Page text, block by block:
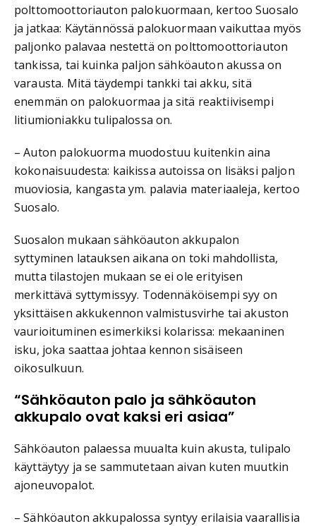
polttomoottoriauton palokuormaan, kertoo Suosalo
ja jatkaa: Käytännössä palokuormaan vaikuttaa myös
paljonko palavaa nestettä on polttomoottoriauton
tankissa, tai kuinka paljon sähköauton akussa on
varausta. Mitä täydempi tankki tai akku, sitä
enemmän on palokuormaa ja sitä reaktiivisempi
litiumioniakku tulipalossa on.
– Auton palokuorma muodostuu kuitenkin aina
kokonaisuudesta: kaikissa autoissa on lisäksi paljon
muoviosia, kangasta ym. palavia materiaaleja, kertoo
Suosalo.
Suosalon mukaan sähköauton akkupalon
syttyminen latauksen aikana on toki mahdollista,
mutta tilastojen mukaan se ei ole erityisen
merkittävä syttymissyy. Todennäköisempi syy on
yksittäisen akkukennon valmistusvirhe tai akuston
vaurioituminen esimerkiksi kolarissa: mekaaninen
isku, joka saattaa johtaa kennon sisäiseen
oikosulkuun.
“Sähköauton palo ja sähköauton
akkupalo ovat kaksi eri asiaa”
Sähköauton palaessa muualta kuin akusta, tulipalo
käyttäytyy ja se sammutetaan aivan kuten muutkin
ajoneuvopalot.
– Sähköauton akkupalossa syntyy erilaisia vaarallisia